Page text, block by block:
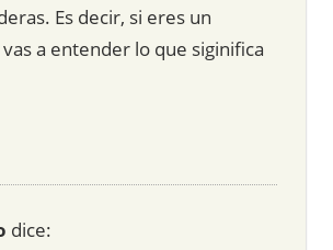
Es decir, si eres un
a entender lo que siginifica
dice: